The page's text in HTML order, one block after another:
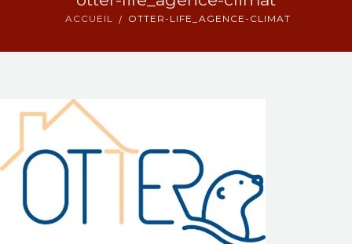
ACTUALITÉS
NOS ACTIONS
CONTACT
ACCUEIL OTTER-LIFE_AGENCE-CLIMAT